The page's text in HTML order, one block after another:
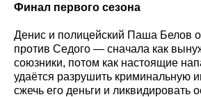
Финал первого сезона
Денис и полицейский Паша Белов
против Седого — сначала как
союзники, потом как настоящие
удаётся разрушить криминальную
сжечь его деньги и ликвидировать